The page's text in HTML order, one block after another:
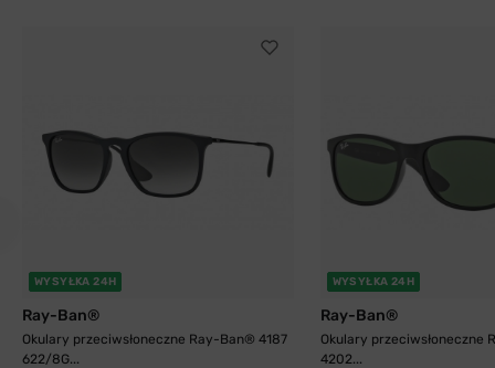
WYSYŁKA 24H
Ray-Ban®
Okulary przeciwsłoneczne Ray-Ban® 4187
622/8G...
WYSYŁKA 24H
Ray-Ban®
Okulary przeciwsłoneczne
4202...